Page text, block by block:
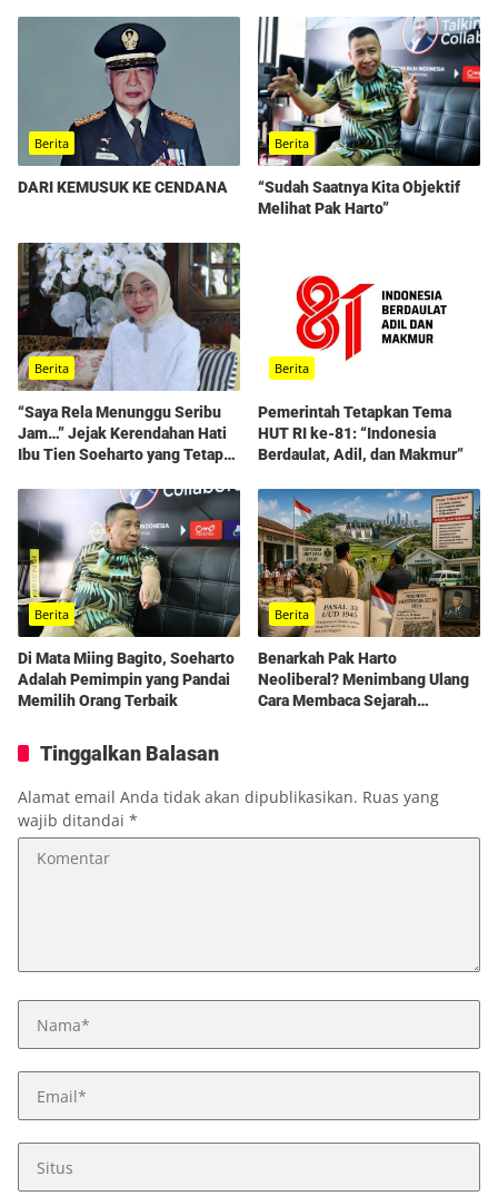
Berita
DARI KEMUSUK KE CENDANA
Berita
“Sudah Saatnya Kita Objektif
Melihat Pak Harto”
Berita
“Saya Rela Menunggu Seribu
Jam…” Jejak Kerendahan Hati
Ibu Tien Soeharto yang Tetap
Berita
Pemerintah Tetapkan Tema
HUT RI ke-81: “Indonesia
Berdaulat, Adil, dan Makmur”
Berita
Di Mata Miing Bagito, Soeharto
Adalah Pemimpin yang Pandai
Memilih Orang Terbaik
Berita
Benarkah Pak Harto
Neoliberal? Menimbang Ulang
Cara Membaca Sejarah
Tinggalkan Balasan
Alamat email Anda tidak akan dipublikasikan. Ruas yang
wajib ditandai *